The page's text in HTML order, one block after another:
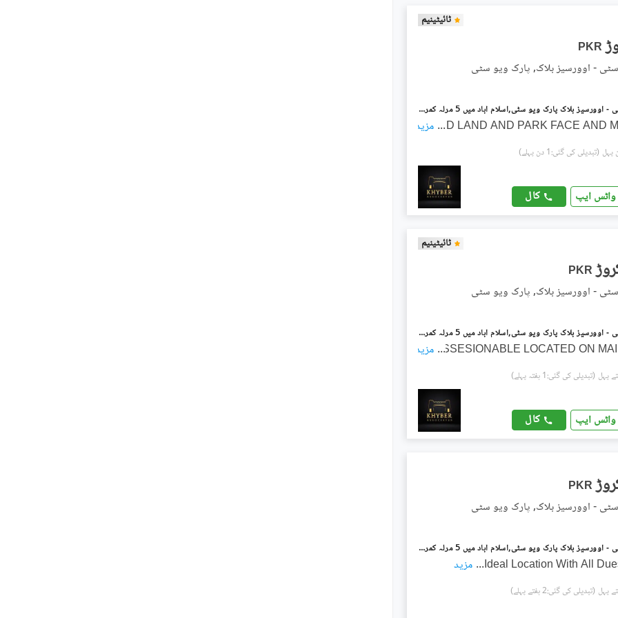
ٹائیٹینیم
PKR
- اوورسیز بلاک, پارک ویو سٹی
پارک ویو سٹی - اوورسیز بلاک پارک ویو سٹی,اسلام آباد میں 5 مرلہ کمرشل پلاٹ 3.5 کروڑ میں برائے فروخت۔
SOLID LAND AND PARK FACE AND
... مزید
(تبدیلی کی گئی:1 دن پہلے)
واٹس ایپ کال
ٹائیٹینیم
PKR
- اوورسیز بلاک, پارک ویو سٹی
پارک ویو سٹی - اوورسیز بلاک پارک ویو سٹی,اسلام آباد میں 5 مرلہ کمرشل پلاٹ 3.25 کروڑ میں برائے فروخت۔
POSSESIONABLE LOCATED ON
... مزید
(تبدیلی کی گئی:1 ہفتہ پہلے)
واٹس ایپ کال
PKR
- اوورسیز بلاک, پارک ویو سٹی
پارک ویو سٹی - اوورسیز بلاک پارک ویو سٹی,اسلام آباد میں 5 مرلہ کمرشل پلاٹ 3.25 کروڑ میں برائے فروخت۔
Ideal Location With All
... مزید
(تبدیلی کی گئی:2 ہفتے پہلے)